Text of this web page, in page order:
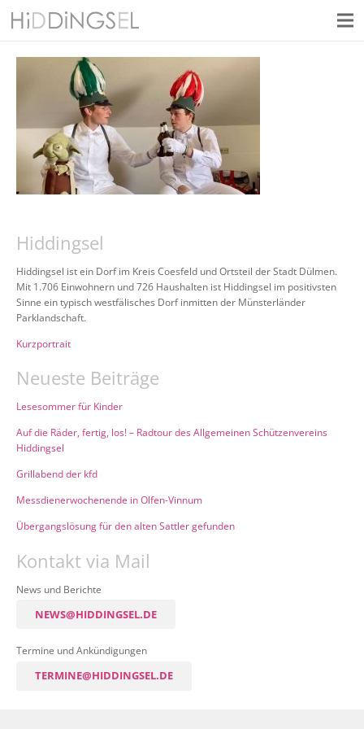
Hiddingsel
Hiddingsel ist ein Dorf im Kreis Coesfeld und Ortsteil der Stadt Dülmen.
Mit 1.706 Einwohnern und 726 Haushalten ist Hiddingsel im positivsten
Sinne ein typisch westfälisches Dorf inmitten der Münsterländer
Parklandschaft.
Kurzportrait
Neueste Beiträge
Lesesommer für Kinder
Auf die Räder, fertig, los! – Radtour des Allgemeinen Schützenvereins
Hiddingsel
Grillabend der kfd
Messdienerwochenende in Olfen-Vinnum
Übergangslösung für den alten Sattler gefunden
Kontakt via Mail
News und Berichte
NEWS@HIDDINGSEL.DE
Termine und Ankündigungen
TERMINE@HIDDINGSEL.DE